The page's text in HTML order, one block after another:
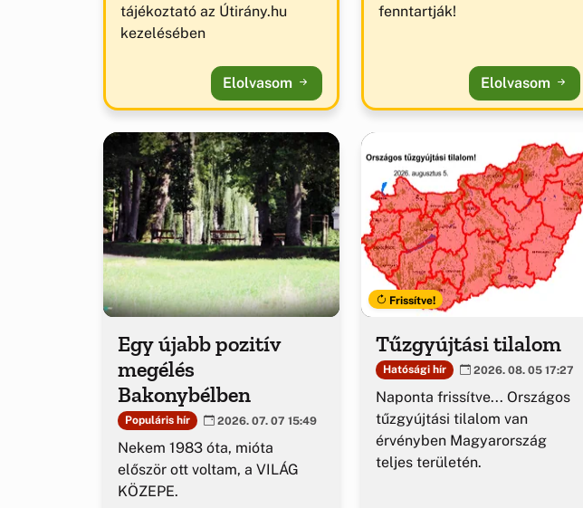
tájékoztató az Útirány.hu
kezelésében
Elolvasom
fenntartják!
Elolvasom
Egy újabb pozitív
megélés
Bakonybélben
Populáris hír 2026. 07. 07 15:49
Nekem 1983 óta, mióta
először ott voltam, a VILÁG
KÖZEPE.
Frissítve!
Tűzgyújtási tilalom
Hatósági hír 2026. 08. 05 17:27
Naponta frissítve... Országos
tűzgyújtási tilalom van
érvényben Magyarország
teljes területén.